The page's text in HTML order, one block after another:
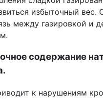
избыточный вес.
между газировкой и
содержание
к нарушениям